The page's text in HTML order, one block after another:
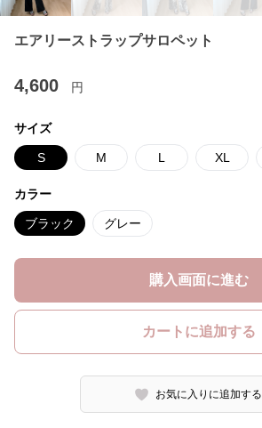
エアリーストラップサロペット
4,600 円
サイズ
S M L XL
カラー
ブラック グレー
購入画面に進む
カートに追加する
お気に入りに追加する